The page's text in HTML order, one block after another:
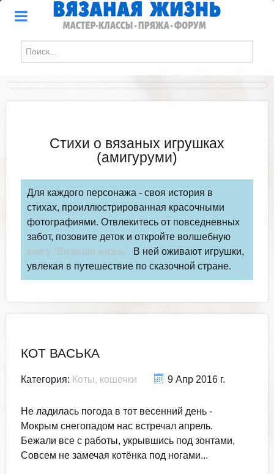
Искать...
Стихи о вязаных игрушках
(амигуруми)
Для каждого персонажа - своя история в
стихах, проиллюстрированная красочными
фотографиями. Отвлекитесь от повседневных
забот, позовите деток и откройте волшебную
книгу "Вязаная жизнь". В ней оживают игрушки,
увлекая в путешествие по сказочной стране.
КОТ ВАСЬКА
Категория: Коты, кошечки 9 Апр 2016 г.
Не ладилась погода в тот весенний день -
Мокрым снегопадом нас встречал апрель.
Бежали все с работы, укрывшись под зонтами,
Совсем не замечая котёнка под ногами...